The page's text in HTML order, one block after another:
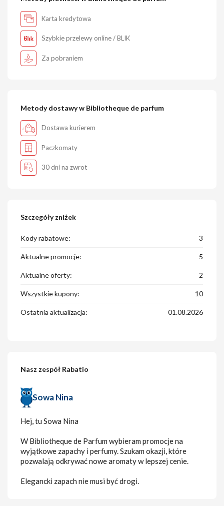
Karta kredytowa
Szybkie przelewy online / BLIK
Za pobraniem
Metody dostawy w Bibliotheque de parfum
Dostawa kurierem
Paczkomaty
30 dni na zwrot
Szczegóły zniżek
Kody rabatowe: 3
Aktualne promocje: 5
Aktualne oferty: 2
Wszystkie kupony: 10
Ostatnia aktualizacja: 01.08.2026
Nasz zespół Rabatio
Sowa Nina
Hej, tu Sowa Nina
W Bibliotheque de Parfum wybieram promocje na
wyjątkowe zapachy i perfumy. Szukam okazji, które
pozwalają odkrywać nowe aromaty w lepszej cenie.
Elegancki zapach nie musi być drogi.